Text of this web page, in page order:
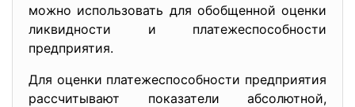
можно использовать для обобщенной оценки
ликвидности и платежеспособности
предприятия.
Для оценки платежеспособности предприятия
рассчитывают показатели абсолютной,